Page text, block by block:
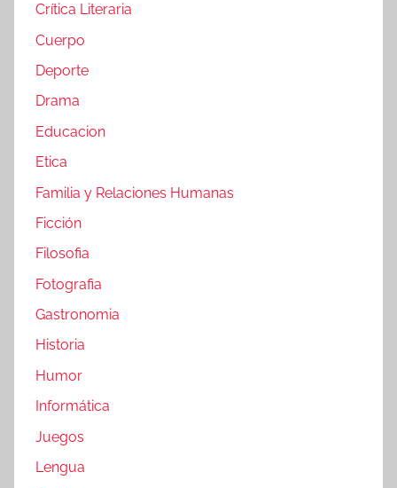
Crítica Literaria
Cuerpo
Deporte
Drama
Educacion
Etica
Familia y Relaciones Humanas
Ficción
Filosofia
Fotografia
Gastronomia
Historia
Humor
Informática
Juegos
Lengua